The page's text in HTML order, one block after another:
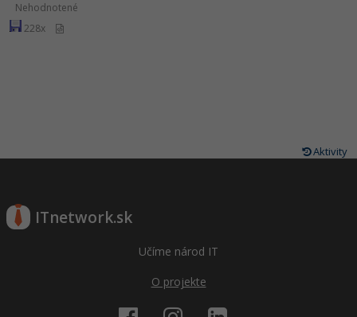
Nehodnotené
228x
Aktivity
ITnetwork.sk
Učíme národ IT
O projekte